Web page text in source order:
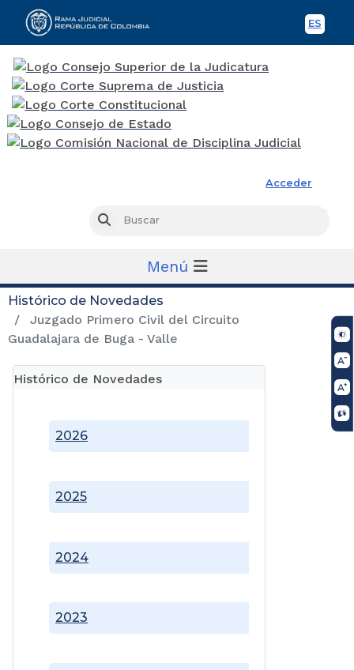
ES
Acceder
Buscar
Menú
Histórico de Novedades
Juzgado Primero Civil del Circuito
Guadalajara de Buga - Valle
Histórico de Novedades
2023
2024
2025
2026